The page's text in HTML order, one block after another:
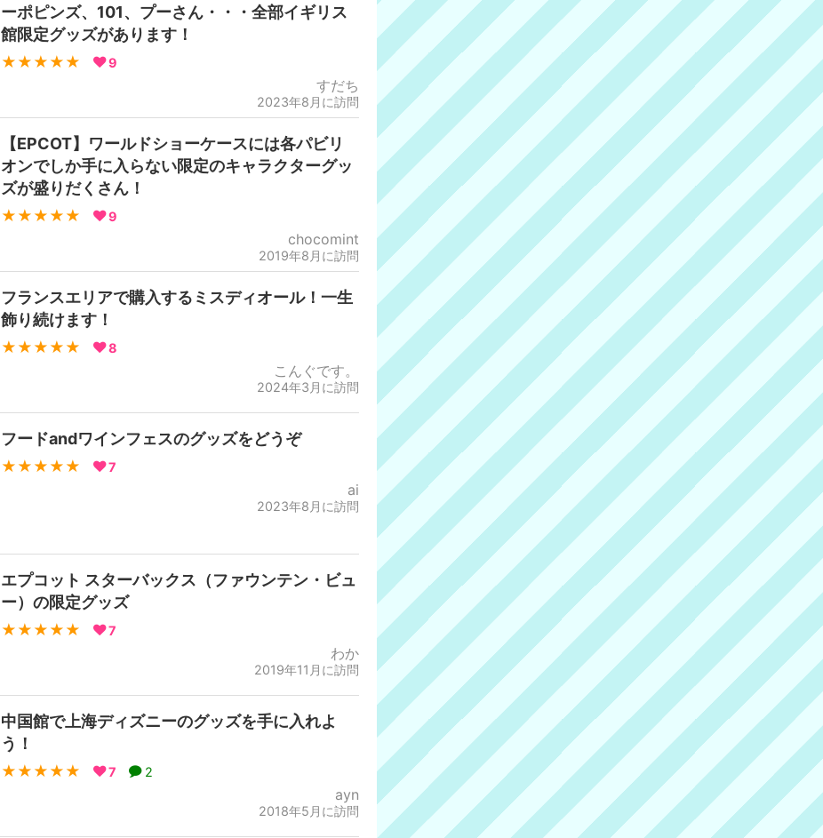
ーポピンズ、101、プーさん・・・全部イギリス
館限定グッズがあります！
★★★★★ 9
すだち
2023年8月に訪問
【EPCOT】ワールドショーケースには各パビリ
オンでしか手に入らない限定のキャラクターグッ
ズが盛りだくさん！
★★★★★ 9
chocomint
2019年8月に訪問
フランスエリアで購入するミスディオール！一生
飾り続けます！
★★★★★ 8
こんぐです。
2024年3月に訪問
フードandワインフェスのグッズをどうぞ
★★★★★ 7
ai
2023年8月に訪問
エプコット スターバックス（ファウンテン・ビュ
ー）の限定グッズ
★★★★★ 7
わか
2019年11月に訪問
中国館で上海ディズニーのグッズを手に入れよ
う！
★★★★★ 7 2
ayn
2018年5月に訪問